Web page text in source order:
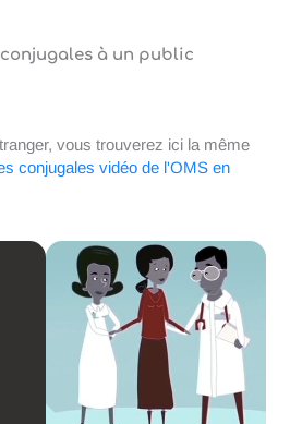
à un public
vous trouverez ici la même
conjugales vidéo de l'OMS en